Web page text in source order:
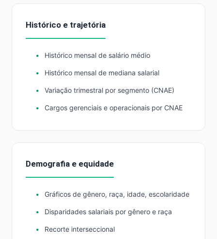
Histórico e trajetória
Histórico mensal de salário médio
Histórico mensal de mediana salarial
Variação trimestral por segmento (CNAE)
Cargos gerenciais e operacionais por CNAE
Demografia e equidade
Gráficos de gênero, raça, idade, escolaridade
Disparidades salariais por gênero e raça
Recorte interseccional